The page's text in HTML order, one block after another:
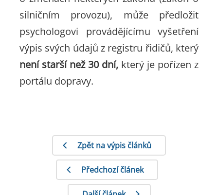
silničním provozu), může předložit
psychologovi provádějícímu vyšetření
výpis svých údajů z registru řidičů, který
není starší než 30 dní, který je pořízen z
portálu dopravy.
Zpět na výpis článků
Předchozí článek